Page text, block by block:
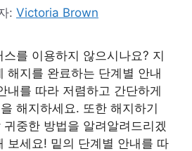
: Victoria Brown
를 이용하지 않으시나요? 지
해지를 완료하는 단계별 안내
내를 따라 저렴하고 간단하게
해지하세요. 또한 해지하기
중한 방법을 알려알려드리겠
보세요! 밑의 단계별 안내를 따